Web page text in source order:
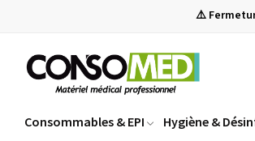
⚠️
Consommables & EPI Hygiène &